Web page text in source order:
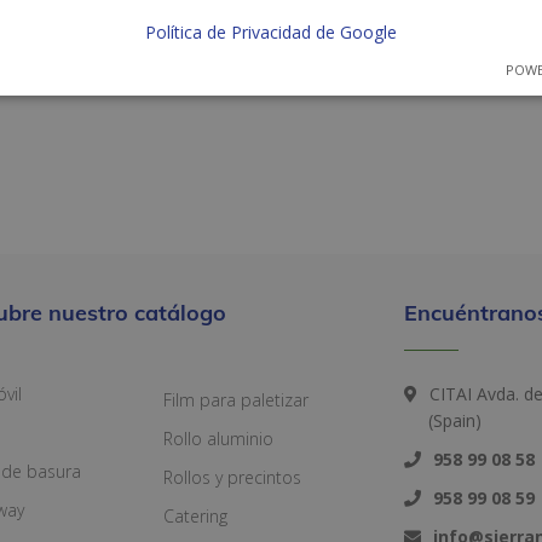
nuestro catálogo
basura
Film para paletizar
Rollo aluminio
Rollos y precintos
Catering
CITAI Avda.
(Spain)
958 99 08 58
958 99 08 59
Política de Privacidad de Google